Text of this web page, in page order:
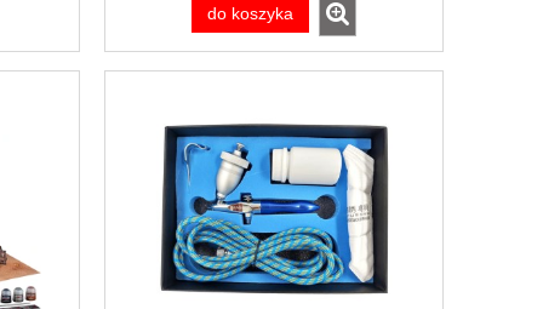
do koszyka